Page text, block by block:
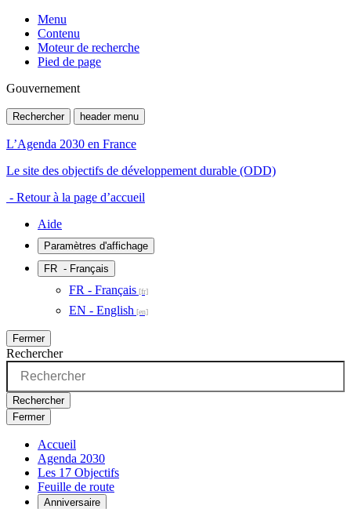
Menu
Contenu
Moteur de recherche
Pied de page
Gouvernement
Rechercher header menu
L’Agenda 2030 en France
Le site des objectifs de développement durable (ODD)
- Retour à la page d’accueil
Aide
Paramètres d'affichage
FR - Français
FR - Français
EN - English
Fermer
Rechercher
Rechercher
Fermer
Accueil
Agenda 2030
Les 17 Objectifs
Feuille de route
Anniversaire